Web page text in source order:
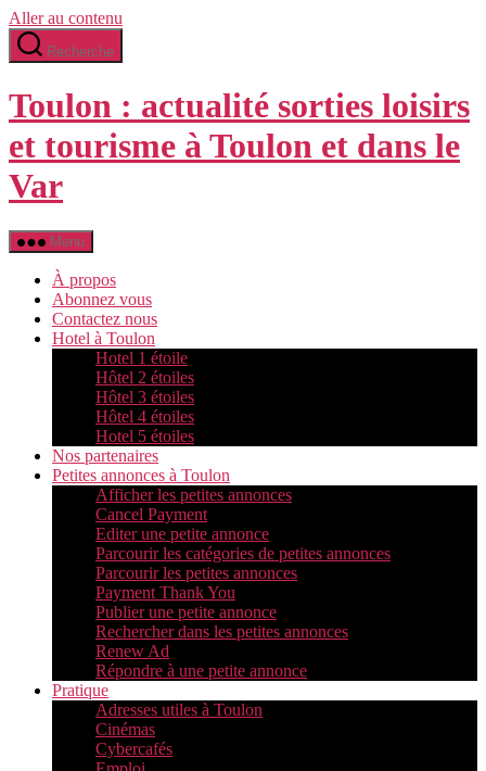
Aller au contenu
Recherche
Toulon : actualité sorties loisirs
et tourisme à Toulon et dans le
Var
Menu
À propos
Abonnez vous
Contactez nous
Hotel à Toulon
Hotel 1 étoile
Hôtel 2 étoiles
Hôtel 3 étoiles
Hôtel 4 étoiles
Hotel 5 étoiles
Nos partenaires
Petites annonces à Toulon
Afficher les petites annonces
Cancel Payment
Editer une petite annonce
Parcourir les catégories de petites annonces
Parcourir les petites annonces
Payment Thank You
Publier une petite annonce
Rechercher dans les petites annonces
Renew Ad
Répondre à une petite annonce
Pratique
Adresses utiles à Toulon
Cinémas
Cybercafés